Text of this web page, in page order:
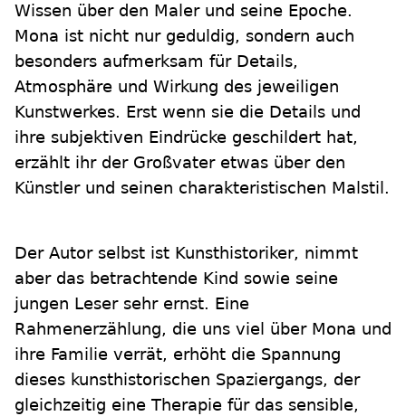
Wissen über den Maler und seine Epoche.
Mona ist nicht nur geduldig, sondern auch
besonders aufmerksam für Details,
Atmosphäre und Wirkung des jeweiligen
Kunstwerkes. Erst wenn sie die Details und
ihre subjektiven Eindrücke geschildert hat,
erzählt ihr der Großvater etwas über den
Künstler und seinen charakteristischen Malstil.
Der Autor selbst ist Kunsthistoriker, nimmt
aber das betrachtende Kind sowie seine
jungen Leser sehr ernst. Eine
Rahmenerzählung, die uns viel über Mona und
ihre Familie verrät, erhöht die Spannung
dieses kunsthistorischen Spaziergangs, der
gleichzeitig eine Therapie für das sensible,